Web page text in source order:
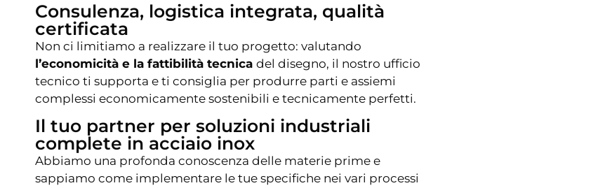
Consulenza, logistica integrata, qualità
certificata
Non ci limitiamo a realizzare il tuo progetto: valutando
l’economicità e la fattibilità tecnica del disegno, il nostro ufficio
tecnico ti supporta e ti consiglia per produrre parti e assiemi
complessi economicamente sostenibili e tecnicamente perfetti.
Il tuo partner per soluzioni industriali
complete in acciaio inox
Abbiamo una profonda conoscenza delle materie prime e
sappiamo come implementare le tue specifiche nei vari processi